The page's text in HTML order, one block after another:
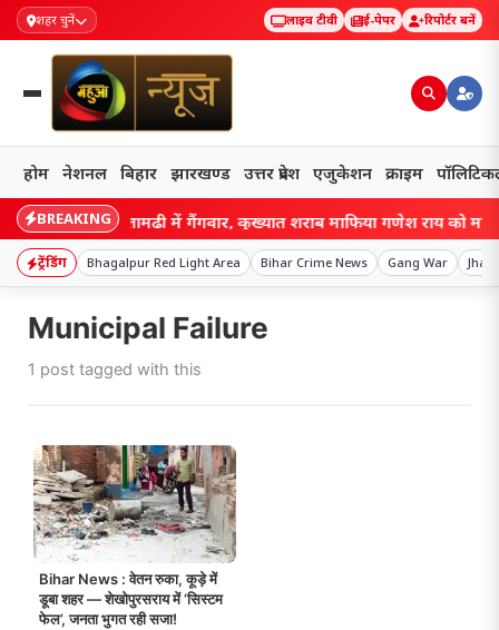
शहर चुनें लाइव टीवी ई-पेपर रिपोर्टर बनें
होम नेशनल बिहार झारखण्ड उत्तर प्रदेश एजुकेशन क्राइम
BREAKING
Bihar: सीतामढ़ी में गैंगवार, कुख्यात शराब माफिया गणेश राय को मारी
ट्रेंडिंग Bhagalpur Red Light Area Bihar Crime News Gang War
Municipal Failure
1 post tagged with this
Bihar News : वेतन रुका, कूड़े में
डूबा शहर — शेखोपुरसराय में ‘सिस्टम
फेल’, जनता भुगत रही सजा!